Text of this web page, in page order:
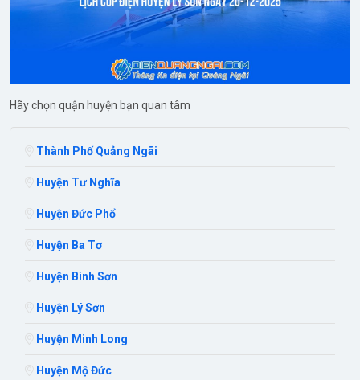
Hãy chọn quận huyện bạn quan tâm
Thành Phố Quảng Ngãi
Huyện Tư Nghĩa
Huyện Đức Phổ
Huyện Ba Tơ
Huyện Bình Sơn
Huyện Lý Sơn
Huyện Minh Long
Huyện Mộ Đức